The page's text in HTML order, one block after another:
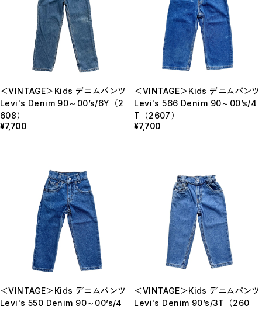
＜VINTAGE＞Kids デニムパンツ
Levi's Denim 90～00’s/6Y（2
608）
¥7,700
＜VINTAGE＞Kids デニムパンツ
Levi's 566 Denim 90～00’s/4
T（2607）
¥7,700
＜VINTAGE＞Kids デニムパンツ
Levi's 550 Denim 90～00’s/4
＜VINTAGE＞Kids デニムパンツ
Levi's Denim 90’s/3T（260